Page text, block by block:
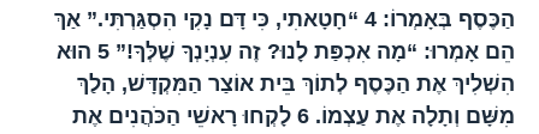
הַכֶּסֶף בְּאָמְרוֹ: 4 “חָטָאתִי, כִּי דָּם נָקִי הִסְגַּרְתִּי.” אַךְ
הֵם אָמְרוּ: “מָה אִכְפַּת לָנוּ? זֶה עִנְיָנְךָ שֶׁלְּךָ!” 5 הוּא
הִשְׁלִיךְ אֶת הַכֶּסֶף לְתוֹךְ בֵּית אוֹצַר הַמִּקְדָּשׁ, הָלַךְ
מִשָּׁם וְתָלָה אֶת עַצְמוֹ. 6 לָקְחוּ רָאשֵׁי הַכֹּהֲנִים אֶת